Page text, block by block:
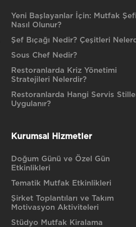
Yeni Başlayanlar İçin: Mutfak Şefi
Nasıl Olunur?
Şef Bıçağı Nedir? Çeşitleri
Sous Chef Nedir?
Restoranlarda Kriz Yönetimi
Stratejileri Nelerdir?
Restoranlarda Hangi Servis
Uygulanır?
Kurumsal Hizmetler
Doğum Günü ve Özel Gün
Etkinlikleri
Tematik Mutfak Etkinlikleri
Şirket Toplantıları ve Takım
Motivasyon Aktiviteleri
Stüdyo Mutfak Kiralama